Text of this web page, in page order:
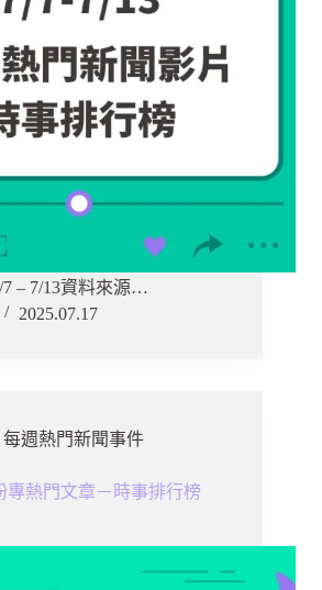
7 – 7/13資料來源…
2025.07.17
每週熱門新聞事件
專熱門文章－時事排行榜